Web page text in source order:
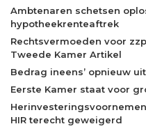
Ambtenaren schetsen
hypotheekrenteaftrek
Rechtsvermoeden voor
Tweede Kamer Artikel
Bedrag ineens’ opnieuw
Eerste Kamer staat voor
HIR terecht geweigerd